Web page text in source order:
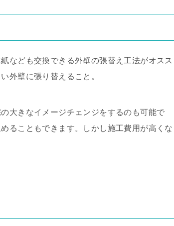
なども交換できる外壁の張替え工法がオスス
外壁に張り替えること。
大きなイメージチェンジをするのも可能で
ることもできます。しかし施工費用が高くな